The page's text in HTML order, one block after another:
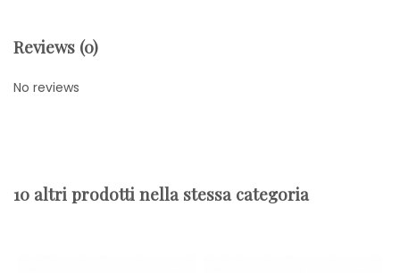
Reviews (0)
No reviews
10 altri prodotti nella stessa categoria